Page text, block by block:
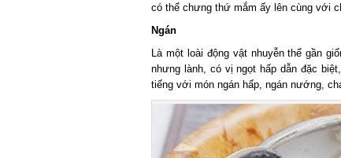
có thể chưng thứ mắm ấy lên cùng với
Ngán
Là một loài động vật nhuyễn thể gần
nhưng lành, có vị ngọt hấp dẫn đặc
tiếng với món ngán hấp, ngán nướng,